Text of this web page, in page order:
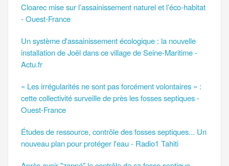
Cloarec mise sur l’assainissement naturel et l’éco-habitat
- Ouest-France
Un système d'assainissement écologique : la nouvelle
installation de Joël dans ce village de Seine-Maritime -
Actu.fr
« Les irrégularités ne sont pas forcément volontaires » :
cette collectivité surveille de près les fosses septiques -
Ouest-France
Études de ressource, contrôle des fosses septiques... Un
nouveau plan pour protéger l'eau - Radio1 Tahiti